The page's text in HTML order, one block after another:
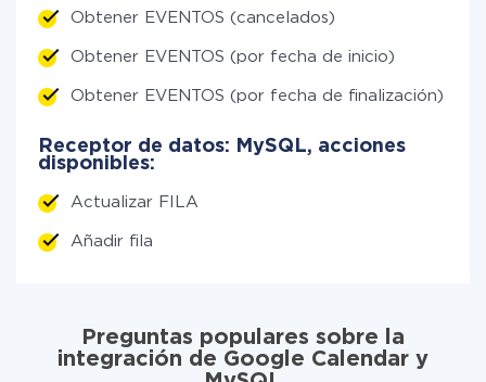
Obtener EVENTOS (cancelados)
Obtener EVENTOS (por fecha de inicio)
Obtener EVENTOS (por fecha de finalización)
Receptor de datos: MySQL, acciones
disponibles:
Actualizar FILA
Añadir fila
Preguntas populares sobre la
integración de Google Calendar y